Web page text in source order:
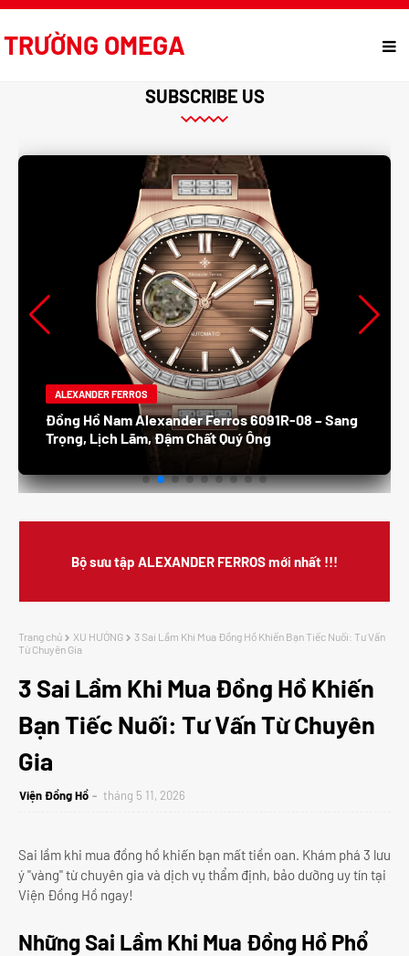
TRƯỜNG OMEGA
SUBSCRIBE US
ALEXANDER FERROS
Đồng Hồ Nam Alexander Ferros 8132S /05 –
Thanh Lịch, Sang Trọng, Đẳng Cấp Doanh Nhân
Bộ sưu tập ALEXANDER FERROS mới nhất !!!
Trang chủ XU HƯỚNG
3 Sai Lầm Khi Mua Đồng Hồ Khiến Bạn Tiếc Nuối: Tư Vấn
Từ Chuyên Gia
3 Sai Lầm Khi Mua Đồng Hồ Khiến
Bạn Tiếc Nuối: Tư Vấn Từ Chuyên
Gia
Viện Đồng Hồ tháng 5 11, 2026
Sai lầm khi mua đồng hồ khiến bạn mất tiền oan. Khám phá 3 lưu
ý "vàng" từ chuyên gia và dịch vụ thẩm định, bảo dưỡng uy tín tại
Viện Đồng Hồ ngay!
Những Sai Lầm Khi Mua Đồng Hồ Phổ